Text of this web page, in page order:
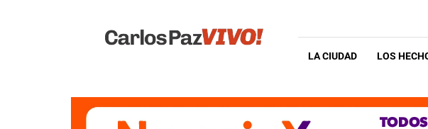
Vivo
LA CIUDAD LOS